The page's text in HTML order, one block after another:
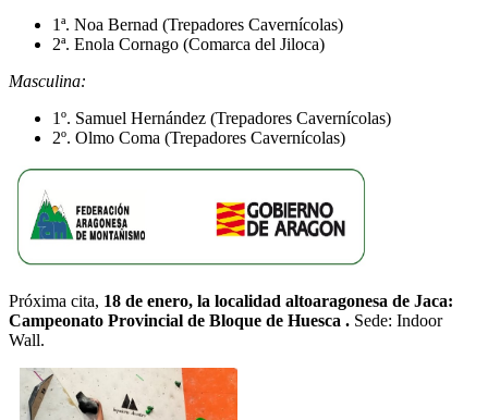
1ª. Noa Bernad (Trepadores Cavernícolas)
2ª. Enola Cornago (Comarca del Jiloca)
Masculina:
1º. Samuel Hernández (Trepadores Cavernícolas)
2º. Olmo Coma (Trepadores Cavernícolas)
Próxima cita, 18 de enero, la localidad altoaragonesa de Jaca:
Campeonato Provincial de Bloque de Huesca . Sede: Indoor
Wall.